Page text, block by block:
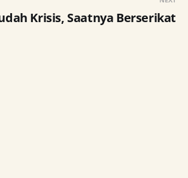
Krisis, Saatnya Berserikat